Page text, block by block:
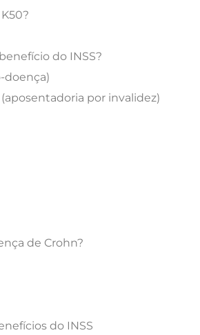
do INSS?
doença)
por invalidez)
de Crohn?
do INSS